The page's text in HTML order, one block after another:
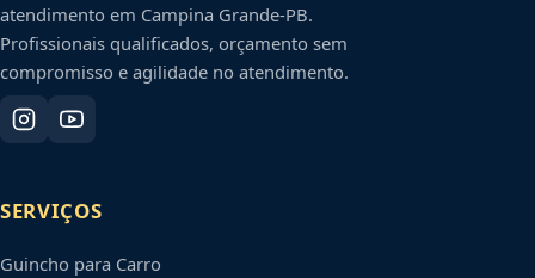
atendimento em Campina Grande-PB.
Profissionais qualificados, orçamento sem
compromisso e agilidade no atendimento.
SERVIÇOS
Guincho para Carro